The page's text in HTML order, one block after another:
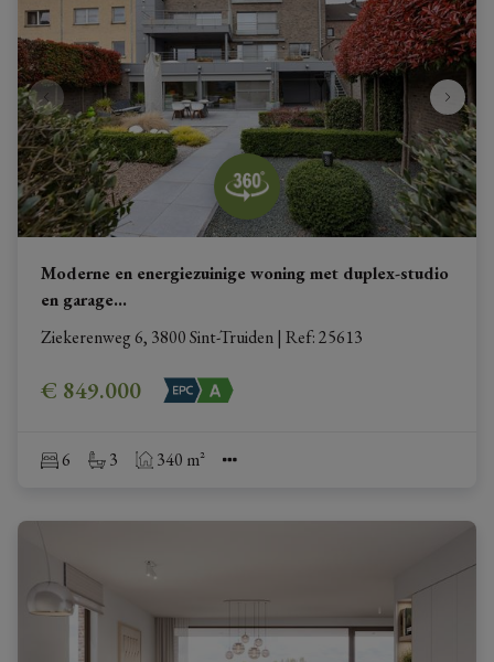
Moderne en energiezuinige woning met duplex-studio
en garage...
Ziekerenweg 6, 3800 Sint-Truiden | Ref: 25613
€ 849.000
6 3 340 m²